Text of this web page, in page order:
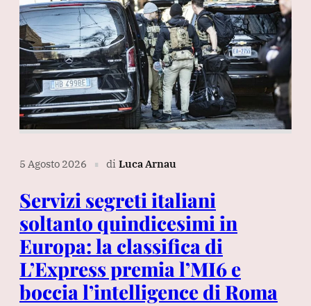
5 Agosto 2026 ∎ di Luca Arnau
Servizi segreti italiani
soltanto quindicesimi in
Europa: la classifica di
L’Express premia l’MI6 e
boccia l’intelligence di Roma